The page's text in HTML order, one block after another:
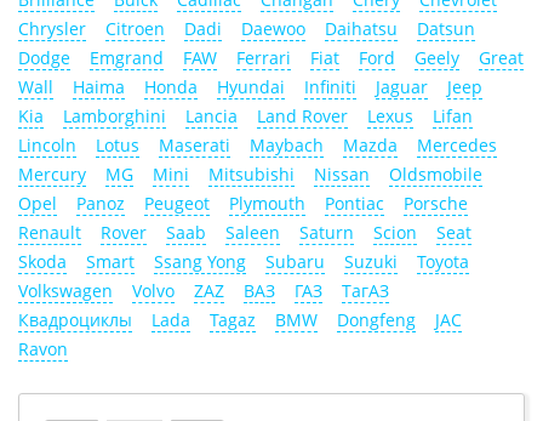
Chrysler
Citroen Dadi Daewoo Daihatsu
Datsun
Dodge
Emgrand FAW Ferrari Fiat Ford Geely
Great
Wall
Haima Honda Hyundai Infiniti Jaguar
Jeep
Kia
Lamborghini Lancia Land Rover Lexus
Lifan
Lincoln
Lotus Maserati Maybach Mazda
Mercedes
Mercury
MG Mini Mitsubishi Nissan
Oldsmobile
Opel
Panoz Peugeot Plymouth Pontiac
Porsche
Renault
Rover Saab Saleen Saturn Scion
Seat
Skoda
Smart Ssang Yong Subaru Suzuki
Toyota
Volkswagen
Volvo ZAZ ВАЗ ГАЗ
ТагАЗ
Квадроциклы
Lada Tagaz BMW Dongfeng
JAC
Ravon